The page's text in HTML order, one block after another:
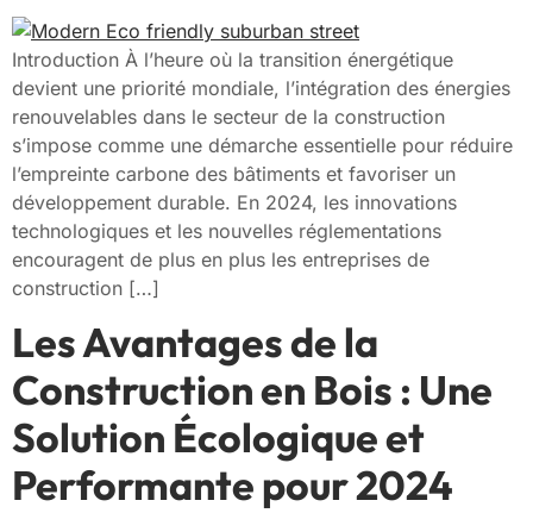
Introduction À l’heure où la transition énergétique
devient une priorité mondiale, l’intégration des énergies
renouvelables dans le secteur de la construction
s’impose comme une démarche essentielle pour réduire
l’empreinte carbone des bâtiments et favoriser un
développement durable. En 2024, les innovations
technologiques et les nouvelles réglementations
encouragent de plus en plus les entreprises de
construction […]
Les Avantages de la
Construction en Bois : Une
Solution Écologique et
Performante pour 2024